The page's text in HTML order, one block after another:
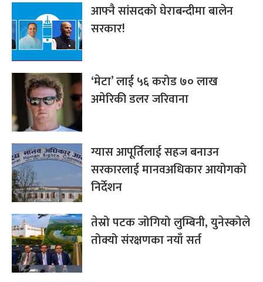
आफ्नै सांसदको घेराबन्दीमा बालेन
सरकार!
‘मेटा’ लाई ५६ करोड ७० लाख
अमेरिकी डलर जरिवाना
ग्यास आपूर्तिलाई सहज बनाउन
सरकारलाई मानवअधिकार आयोगको
निर्देशन
तेस्रो पटक जोगियो लुम्बिनी, युनेस्कोले
तोक्यो संरक्षणका नयाँ सर्त